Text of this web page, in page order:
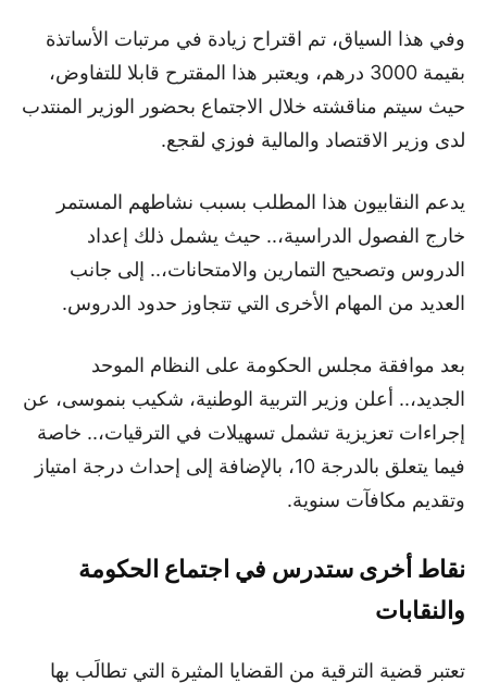
وفي هذا السياق، تم اقتراح زيادة في مرتبات الأساتذة
بقيمة 3000 درهم، ويعتبر هذا المقترح قابلا للتفاوض،
حيث سيتم مناقشته خلال الاجتماع بحضور الوزير المنتدب
لدى وزير الاقتصاد والمالية فوزي لقجع.
يدعم النقابيون هذا المطلب بسبب نشاطهم المستمر
خارج الفصول الدراسية،.. حيث يشمل ذلك إعداد
الدروس وتصحيح التمارين والامتحانات،.. إلى جانب
العديد من المهام الأخرى التي تتجاوز حدود الدروس.
بعد موافقة مجلس الحكومة على النظام الموحد
الجديد،.. أعلن وزير التربية الوطنية، شكيب بنموسى، عن
إجراءات تعزيزية تشمل تسهيلات في الترقيات،.. خاصة
فيما يتعلق بالدرجة 10، بالإضافة إلى إحداث درجة امتياز
وتقديم مكافآت سنوية.
نقاط أخرى ستدرس في اجتماع الحكومة
والنقابات
تعتبر قضية الترقية من القضايا المثيرة التي تطالَب بها